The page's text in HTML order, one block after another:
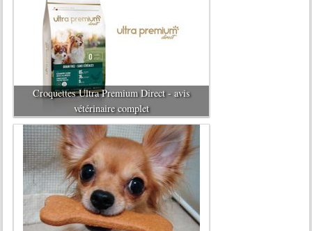
Croquettes Ultra Premium Direct - avis
vétérinaire complet